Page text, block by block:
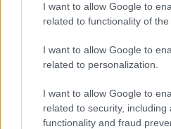
I want to allow Google to
related to functionality of the
I want to allow Google to
related to personalization.
I want to allow Google to
related to security, including
functionality and fraud
Το εμβαδόν της κατοικίας
οικογένειες το όριο
μέτρα.
Οι κατοικίες που θα
πρέπει να ανήκουν έως την